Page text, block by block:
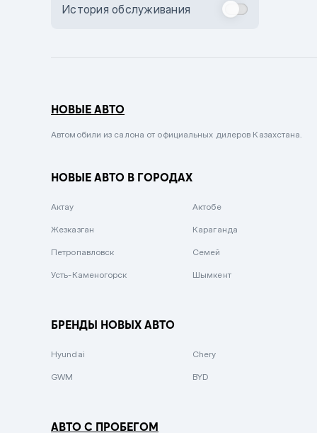
Комбинированный
Сиреневый металлик
Вишневый
Зеленый металлик
История обслуживания
НОВЫЕ АВТО
Автомобили из салона от официальных дилеров Казахстана.
НОВЫЕ АВТО В ГОРОДАХ
Актау Актобе
Жезказган Караганда
Петропавловск Семей
Усть-Каменогорск Шымкент
БРЕНДЫ НОВЫХ АВТО
Hyundai Chery
GWM BYD
АВТО С ПРОБЕГОМ